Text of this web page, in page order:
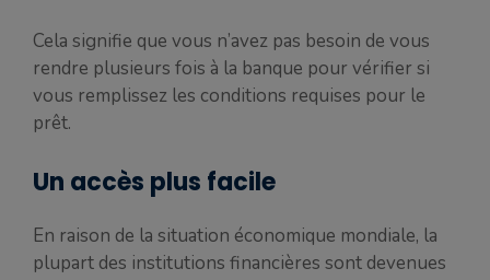
Cela signifie que vous n’avez pas besoin de vous
rendre plusieurs fois à la banque pour vérifier si
vous remplissez les conditions requises pour le
prêt.
Un accès plus facile
En raison de la situation économique mondiale, la
plupart des institutions financières sont devenues